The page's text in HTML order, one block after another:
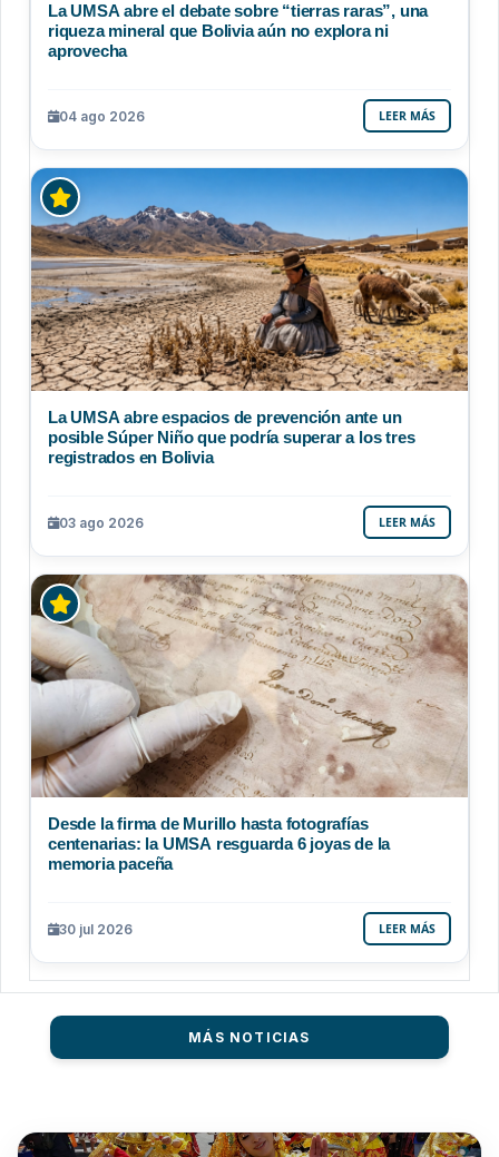
La UMSA abre el debate sobre “tierras raras”, una
riqueza mineral que Bolivia aún no explora ni
aprovecha
04 ago 2026 LEER MÁS
La UMSA abre espacios de prevención ante un
posible Súper Niño que podría superar a los tres
registrados en Bolivia
03 ago 2026 LEER MÁS
Desde la firma de Murillo hasta fotografías
centenarias: la UMSA resguarda 6 joyas de la
memoria paceña
30 jul 2026 LEER MÁS
MÁS NOTICIAS